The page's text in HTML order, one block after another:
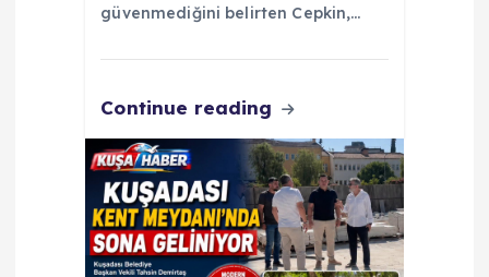
güvenmediğini belirten Cepkin,…
Continue reading